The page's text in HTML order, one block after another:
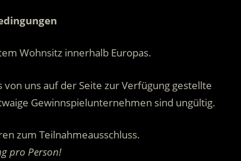
Wohnsitz innerhalb Europas.
uns auf der Seite zur Verfügung gestellte
Gewinnspielunternehmen sind ungültig.
zum Teilnahmeausschluss.
pro Person!